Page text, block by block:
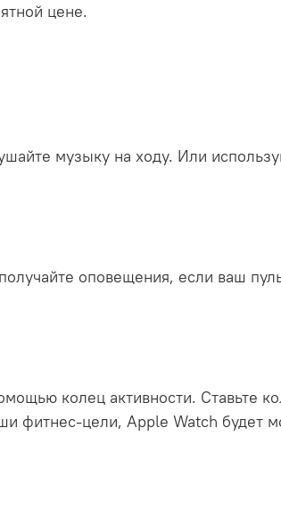
цене.
музыку на ходу. Или
оповещения, если ваш
колец активности. Ставьте
фитнес-цели, Apple Watch будет